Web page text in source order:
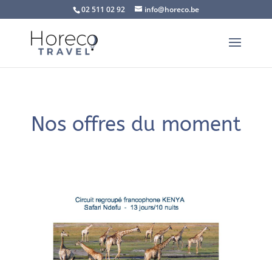
02 511 02 92 info@horeco.be
Nos offres du moment